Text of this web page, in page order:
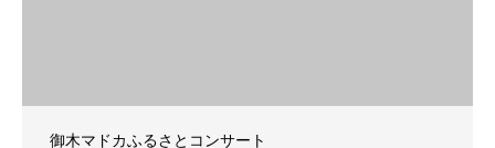
御木マドカふるさとコンサート